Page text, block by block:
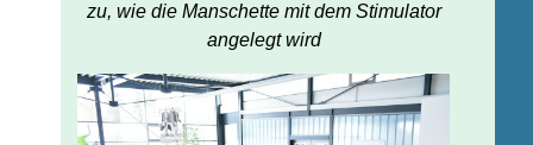
zu, wie die Manschette mit dem Stimulator
angelegt wird